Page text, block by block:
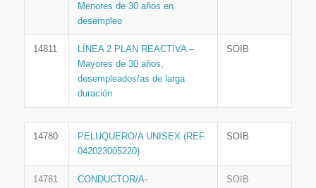
Menores de 30 años en
desempleo
14811
LÍNEA 2 PLAN REACTIVA –
Mayores de 30 años,
desempleados/as de larga
duración
SOIB
14780
PELUQUERO/A UNISEX (REF.
042023005220)
SOIB
14781
CONDUCTOR/A-
SOIB